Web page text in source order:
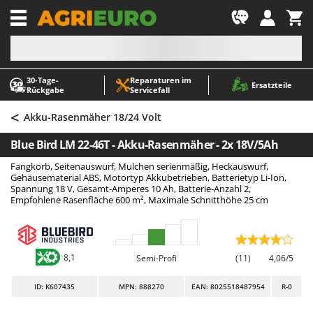
30‑Tage-
Rückgabe
Reparaturen im
Servicefall
Ersatzteile
-1
A
Abbeermaschinen - Traubenmühlen
Abfüllgeräte
Akku Gartenscheren
Akku Gras- und Strauchscheren
Akku-Stichsägen
Allzwecktransporter - Motorschubkarren
Anbaubagger Heckbagger für Traktoren
Arbeitsschutzkleidung
Aschesauger
A
ABAC
AgriEuro Premium
AgriEuro TOP-LINE
AGT
Aima
Airmec
ALA 2000
Alce
Alpina
< Akku-Rasenmäher 18/24 Volt
Blue Bird LM 22-46T - Akku-Rasenmäher - 2x 18V/5Ah
Fangkorb, Seitenauswurf, Mulchen serienmäßig, Heckauswurf,
Gehäusematerial ABS, Motortyp Akkubetrieben, Batterietyp Li-Ion,
Spannung 18 V, Gesamt-Amperes 10 Ah, Batterie-Anzahl 2,
Empfohlene Rasenfläche 600 m², Maximale Schnitthöhe 25 cm
8,1 Semi-Profi (11) 4,06/5
ID: K607435 MPN: 888270 EAN: 8025518487954 R-0